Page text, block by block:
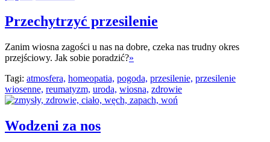
Przechytrzyć przesilenie
Zanim wiosna zagości u nas na dobre, czeka nas trudny okres
przejściowy. Jak sobie poradzić?»
Tagi: atmosfera, homeopatia, pogoda, przesilenie, przesilenie
wiosenne, reumatyzm, uroda, wiosna, zdrowie
Wodzeni za nos